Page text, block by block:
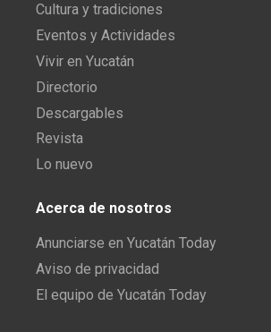
Cultura y tradiciones
Eventos y Actividades
Vivir en Yucatán
Directorio
Descargables
Revista
Lo nuevo
Acerca de nosotros
Anunciarse en Yucatán Today
Aviso de privacidad
El equipo de Yucatán Today